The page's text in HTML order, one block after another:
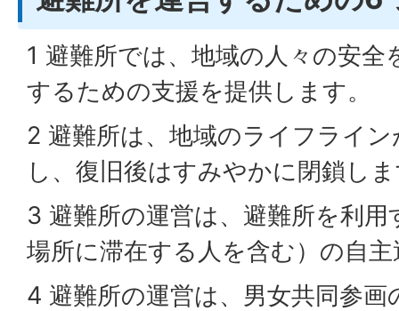
1 避難所では、地域の人々の安全
するための支援を提供します。
2 避難所は、地域のライフライ
し、復旧後はすみやかに閉鎖し
3 避難所の運営は、避難所を利
場所に滞在する人を含む）の自
4 避難所の運営は、男女共同参